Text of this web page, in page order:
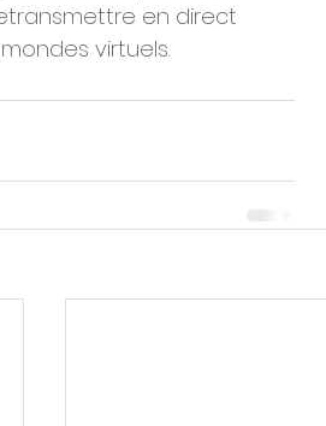
en direct
virtuels.